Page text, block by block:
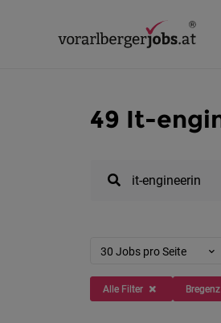
49 It-
30 Jobs pro Seite
Alle Filter Bregenz